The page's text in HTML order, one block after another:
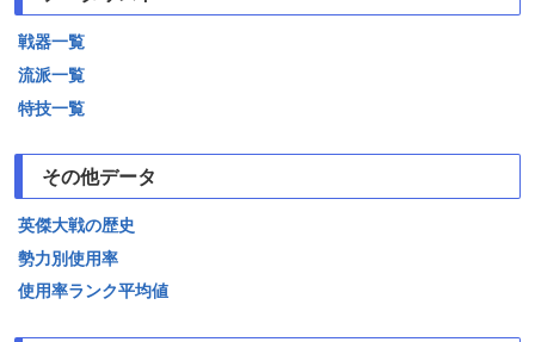
戦器一覧
流派一覧
特技一覧
その他データ
英傑大戦の歴史
勢力別使用率
使用率ランク平均値